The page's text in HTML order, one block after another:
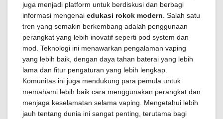
juga menjadi platform untuk berdiskusi dan berbagi
informasi mengenai edukasi rokok modern . Salah satu
tren yang semakin berkembang adalah penggunaan
perangkat yang lebih inovatif seperti pod system dan
mod. Teknologi ini menawarkan pengalaman vaping
yang lebih baik, dengan daya tahan baterai yang lebih
lama dan fitur pengaturan yang lebih lengkap.
Komunitas ini juga mendukung para pemula untuk
memahami lebih baik cara menggunakan perangkat dan
menjaga keselamatan selama vaping. Mengetahui lebih
jauh tentang dunia ini sangat penting, terutama bagi